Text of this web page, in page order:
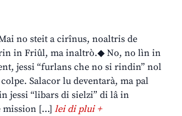
no steit a cirînus, noaltris de
in Friûl, ma inaltrò.◆ No, no lìn in
jessi “furlans che no si rindin” nol
Salacor lu deventarà, ma pal
jessi “libars di sielzi” di lâ in
mission […] lei di plui +